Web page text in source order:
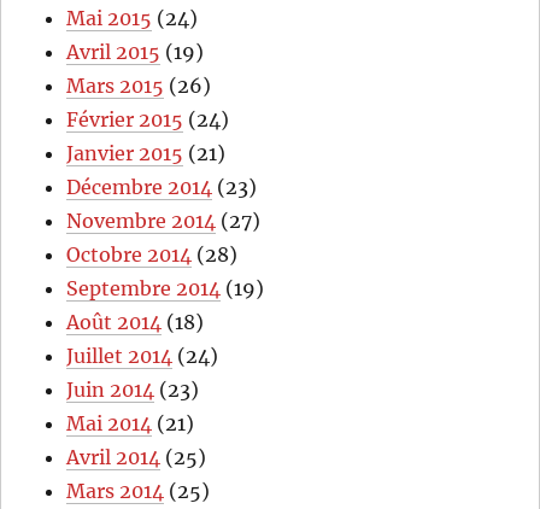
Mai 2015 (24)
Avril 2015 (19)
Mars 2015 (26)
Février 2015 (24)
Janvier 2015 (21)
Décembre 2014 (23)
Novembre 2014 (27)
Octobre 2014 (28)
Septembre 2014 (19)
Août 2014 (18)
Juillet 2014 (24)
Juin 2014 (23)
Mai 2014 (21)
Avril 2014 (25)
Mars 2014 (25)